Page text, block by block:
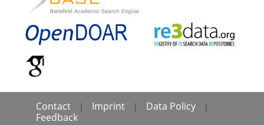
Contact | Imprint | Data Policy |
Feedback